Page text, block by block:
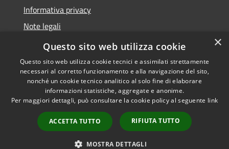
Informativa privacy
Note legali
Dichiarazione di accessibilità
Accessibilità
Copyright © 2026 • Comune di
Grottaglie • Powered by
Municipium•
Accesso
redazione
×
Questo sito web utilizza cookie
Questo sito web utilizza cookie tecnici e assimilati strettamente
necessari al corretto funzionamento e alla navigazione del sito,
nonché un cookie tecnico analitico al solo fine di elaborare
informazioni statistiche, aggregate e anonime.
Per maggiori dettagli, può consultare la cookie policy al seguente link
ACCETTA TUTTO RIFIUTA TUTTO
MOSTRA DETTAGLI